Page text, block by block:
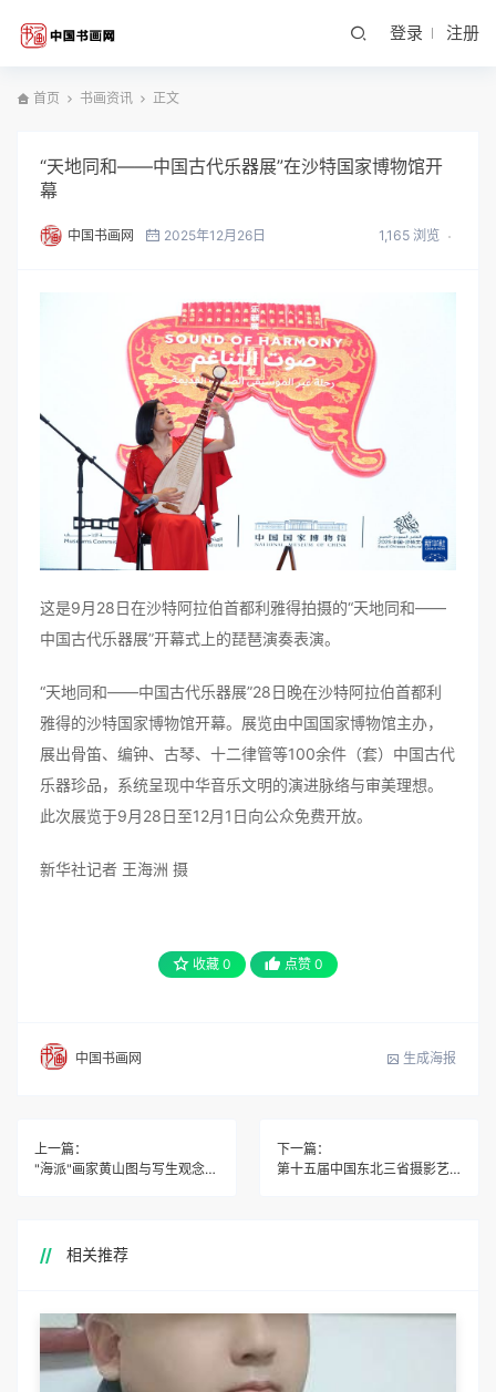
登录 注册
首页 书画资讯 正文
“天地同和——中国古代乐器展”在沙特国家博物馆开
幕
中国书画网 2025年12月26日 1,165 浏览
这是9月28日在沙特阿拉伯首都利雅得拍摄的“天地同和——
中国古代乐器展”开幕式上的琵琶演奏表演。
“天地同和——中国古代乐器展”28日晚在沙特阿拉伯首都利
雅得的沙特国家博物馆开幕。展览由中国国家博物馆主办，
展出骨笛、编钟、古琴、十二律管等100余件（套）中国古代
乐器珍品，系统呈现中华音乐文明的演进脉络与审美理想。
此次展览于9月28日至12月1日向公众免费开放。
新华社记者 王海洲 摄
收藏 0 点赞 0
中国书画网 生成海报
上一篇：
"海派"画家黄山图与写生观念—兼论石涛在近代画坛的影响
下一篇：
第十五届中国东北三省摄影艺术展览辽宁巡展在沈阳开展
相关推荐